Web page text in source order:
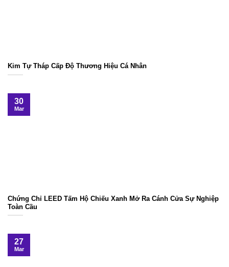
Kim Tự Tháp Cấp Độ Thương Hiệu Cá Nhân
Chứng Chỉ LEED Tấm Hộ Chiếu Xanh Mở Ra Cánh Cửa Sự Nghiệp
Toàn Cầu
30
Mar
27
Mar